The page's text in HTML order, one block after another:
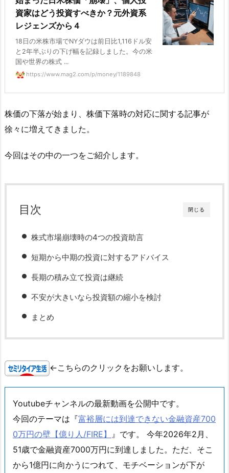
資家はどう投資すべきか？元外資系
レジェンズから４
18日の米株市場でNYダウは前日比1,116ドル安
と2年半ぶりの下げ幅を記録しました。今の米
国や世界の株式 ...
https://www.mag2.com/p/money/1189848
株価の下落が始まり、株価下落時の対応に関する記事が
徐々に増えてきました。
今回はその中の一つをご紹介します。
閉じる
目次
株式市場崩壊時の4つの投資助言
短期から中期の投資に対するアドバイス
長期の積み立て投資は継続
不安が大きいなら投資額の縮小を検討
まとめ
←こちらのクリックをお願いします。
Youtubeチャンネルの最新動画を公開中です。
今回のテーマは『富裕層には到達できない金融資産700
0万円の壁【億り人/FIRE】 』です。 今年2026年2月、
51歳で金融資産7000万円に到達しました。ただ、そこ
から1億円に向かうにつれて、モチベーションが下が